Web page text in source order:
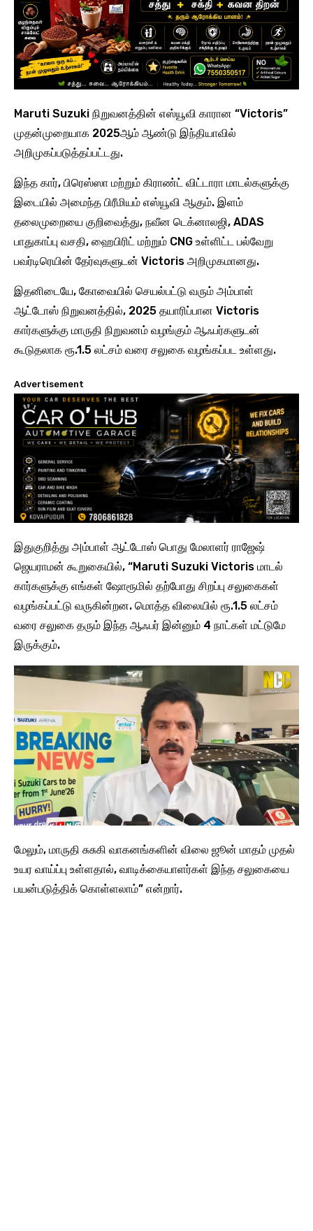
Maruti Suzuki நிறுவனத்தின் எஸ்யூவி காரான “Victoris”
முதன்முறையாக 2025ஆம் ஆண்டு இந்தியாவில்
அறிமுகப்படுத்தப்பட்டது.
இந்த கார், பிரெஸ்ஸா மற்றும் கிராண்ட் விட்டாரா மாடல்களுக்கு
இடையில் அமைந்த பிரீமியம் எஸ்யூவி ஆகும். இளம்
தலைமுறையை குறிவைத்து, நவீன டெக்னாலஜி, ADAS
பாதுகாப்பு வசதி, ஹைபிரிட் மற்றும் CNG உள்ளிட்ட பல்வேறு
பவர்டிரெயின் தேர்வுகளுடன் Victoris அறிமுகமானது.
இதனிடையே, கோவையில் செயல்பட்டு வரும் அம்பாள்
ஆட்டோஸ் நிறுவனத்தில், 2025 தயாரிப்பான Victoris
கார்களுக்கு மாருதி நிறுவனம் வழங்கும் ஆஃபர்களுடன்
கூடுதலாக ரூ.1.5 லட்சம் வரை சலுகை வழங்கப்பட உள்ளது.
Advertisement
இதுகுறித்து அம்பாள் ஆட்டோஸ் பொது மேலாளர் ராஜேஷ்
ஜெயராமன் கூறுகையில், “Maruti Suzuki Victoris மாடல்
கார்களுக்கு எங்கள் ஷோரூமில் தற்போது சிறப்பு சலுகைகள்
வழங்கப்பட்டு வருகின்றன. மொத்த விலையில் ரூ.1.5 லட்சம்
வரை சலுகை தரும் இந்த ஆஃபர் இன்னும் 4 நாட்கள் மட்டுமே
இருக்கும்.
மேலும், மாருதி சுசுகி வாகனங்களின் விலை ஜூன் மாதம் முதல்
உயர வாய்ப்பு உள்ளதால், வாடிக்கையாளர்கள் இந்த சலுகையை
பயன்படுத்திக் கொள்ளலாம்” என்றார்.